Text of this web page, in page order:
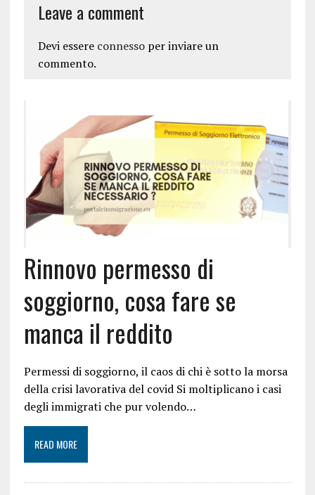
Leave a comment
Devi essere connessoper inviare un
commento.
Rinnovo permesso di
soggiorno, cosa fare se
manca il reddito
Permessi di soggiorno, il caos di chi è sotto la morsa
della crisi lavorativa del covid Si moltiplicano i casi
degli immigrati che pur volendo…
READ MORE